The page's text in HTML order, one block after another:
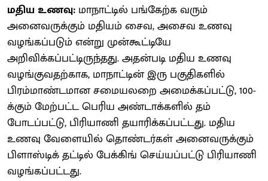
மதிய உணவு: மாநாட்டில் பங்கேற்க வரும்
அனைவருக்கும் மதியம் சைவ, அசைவ உணவு
வழங்கப்படும் என்று முன்கூட்டியே
அறிவிக்கப்பட்டிருந்தது. அதன்படி மதிய உணவு
வழங்குவதற்காக, மாநாட்டின் இரு பகுதிகளில்
பிரம்மாண்டமான சமையலறை அமைக்கப்பட்டு, 100-
க்கும் மேற்பட்ட பெரிய அண்டாக்களில் தம்
போடப்பட்டு, பிரியாணி தயாரிக்கப்பட்டது. மதிய
உணவு வேளையில் தொண்டர்கள் அனைவருக்கும்
பிளாஸ்டிக் தட்டில் பேக்கிங் செய்யப்பட்டு பிரியாணி
வழங்கப்பட்டது.